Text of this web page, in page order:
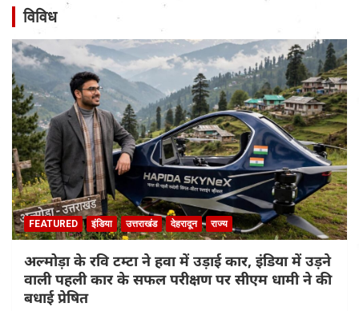
विविध
FEATURED इंडिया उत्तराखंड देहरादून राज्य
अल्मोड़ा के रवि टम्टा ने हवा में उड़ाई कार, इंडिया में उड़ने
वाली पहली कार के सफल परीक्षण पर सीएम धामी ने की
बधाई प्रेषित